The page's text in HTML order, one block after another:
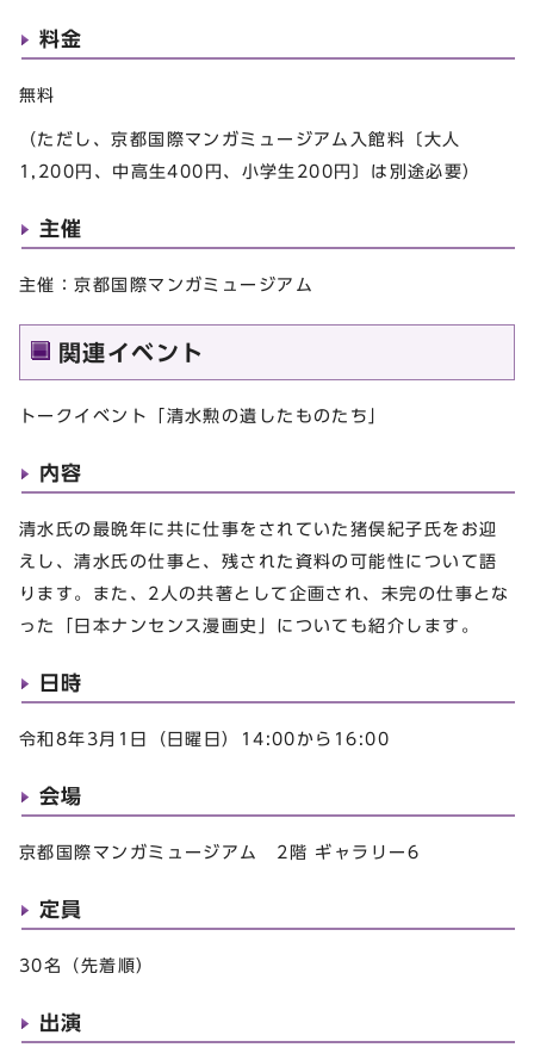
料金
無料
（ただし、京都国際マンガミュージアム入館料〔大人
1,200円、中高生400円、小学生200円〕は別途必要）
主催
主催：京都国際マンガミュージアム
関連イベント
トークイベント「清水勲の遺したものたち」
内容
清水氏の最晩年に共に仕事をされていた猪俣紀子氏をお迎
えし、清水氏の仕事と、残された資料の可能性について語
ります。また、2人の共著として企画され、未完の仕事とな
った「日本ナンセンス漫画史」についても紹介します。
日時
令和8年3月1日（日曜日）14:00から16:00
会場
京都国際マンガミュージアム 2階 ギャラリー6
定員
30名（先着順）
出演